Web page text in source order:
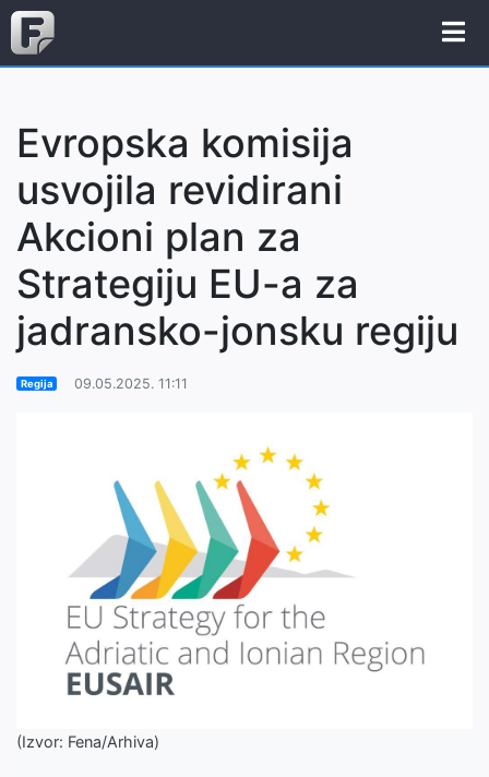
Evropska komisija
usvojila revidirani
Akcioni plan za
Strategiju EU-a za
jadransko-jonsku regiju
Regija 09.05.2025. 11:11
(Izvor: Fena/Arhiva)